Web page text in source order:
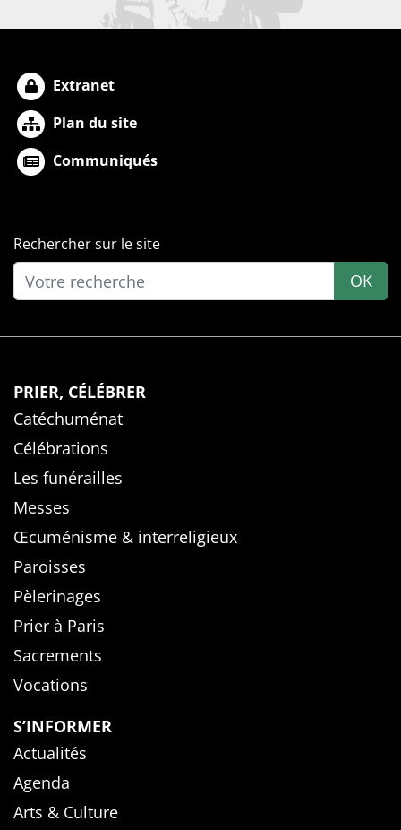
Extranet
Plan du site
Communiqués
Rechercher sur le site
OK
PRIER, CÉLÉBRER
Catéchuménat
Célébrations
Les funérailles
Messes
Œcuménisme & interreligieux
Paroisses
Pèlerinages
Prier à Paris
Sacrements
Vocations
S’INFORMER
Actualités
Agenda
Arts & Culture